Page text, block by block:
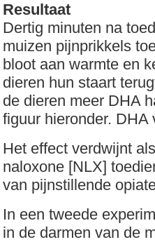
Resultaat
Dertig minuten na
muizen pijnprikkels
bloot aan warmte en
dieren hun staart
de dieren meer DHA
figuur hieronder.
Het effect verdwijnt
naloxone [NLX]
van pijnstillende
In een tweede
in de darmen van de